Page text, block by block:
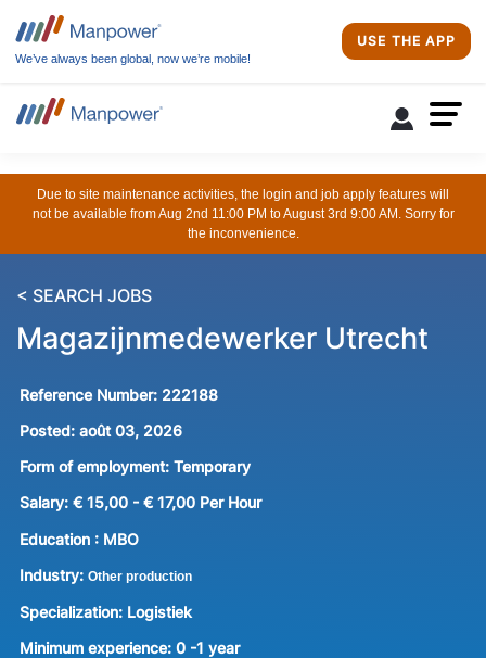
We’ve always been global, now we’re mobile!
USE THE APP
Due to site maintenance activities, the login and job apply features will
not be available from Aug 2nd 11:00 PM to August 3rd 9:00 AM. Sorry for
the inconvenience.
< SEARCH JOBS
Magazijnmedewerker Utrecht
Reference Number: 222188
Posted: août 03, 2026
Form of employment: Temporary
Salary: € 15,00 - € 17,00 Per Hour
Education : MBO
Industry: Other production
Specialization: Logistiek
Minimum experience: 0 -1 year